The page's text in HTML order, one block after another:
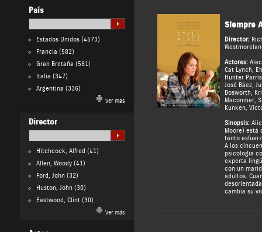
País
Estados Unidos(4573)
Francia (582)
Gran Bretaña (561)
Italia (347)
Argentina (336)
Ver más
Director
Hitchcock, Alfred (41)
Allen, Woody(41)
Ford, John(32)
Huston, John(30)
Eastwood, Clint(30)
Ver más
Siempre
Director:
Actores:
Cat Lynch,
Hunter
José Báez,
Bosworth,
Macomber,
Kunken,
Sinopsis:
Moore) está
tanto
A los
psicología
experta
con un
adultos.
cambia su